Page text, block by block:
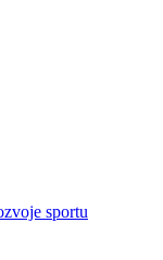
sportu